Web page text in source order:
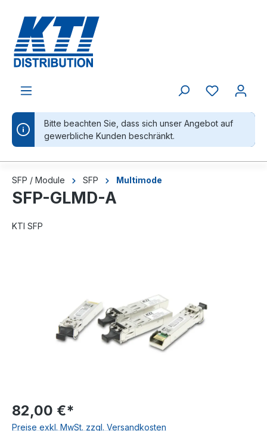
Bitte beachten Sie, dass sich unser Angebot auf
gewerbliche Kunden beschränkt.
SFP / Module SFP Multimode
SFP-GLMD-A
KTI SFP
82,00 €*
Preise exkl. MwSt. zzgl. Versandkosten